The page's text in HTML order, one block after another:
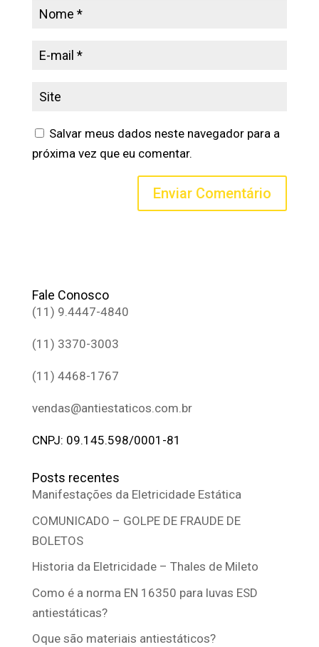
Salvar meus dados neste navegador para a
próxima vez que eu comentar.
Fale Conosco
(11) 9.4447-4840
(11) 3370-3003
(11) 4468-1767
vendas@antiestaticos.com.br
CNPJ: 09.145.598/0001-81
Posts recentes
Manifestações da Eletricidade Estática
COMUNICADO – GOLPE DE FRAUDE DE
BOLETOS
Historia da Eletricidade – Thales de Mileto
Como é a norma EN 16350 para luvas ESD
antiestáticas?
Oque são materiais antiestáticos?